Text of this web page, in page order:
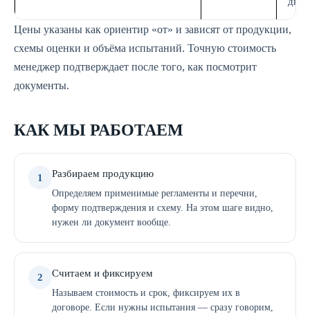
Цены указаны как ориентир «от» и зависят от продукции,
схемы оценки и объёма испытаний. Точную стоимость
менеджер подтверждает после того, как посмотрит
документы.
КАК МЫ РАБОТАЕМ
1 Разбираем продукцию
Определяем применимые регламенты и перечни,
форму подтверждения и схему. На этом шаге видно,
нужен ли документ вообще.
2 Считаем и фиксируем
Называем стоимость и срок, фиксируем их в
договоре. Если нужны испытания — сразу говорим,